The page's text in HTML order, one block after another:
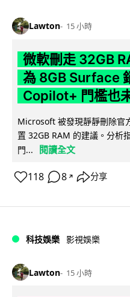
Lawton 15 小時
微軟刪走 32GB
為 8GB Surface
Copilot+ 門檻也
Microsoft 被發現靜靜刪除官
置 32GB RAM 的建議。分析
門...
閱讀全文
118 8 ↗ 分享
科技娛樂 影視娛樂
Lawton 15 小時